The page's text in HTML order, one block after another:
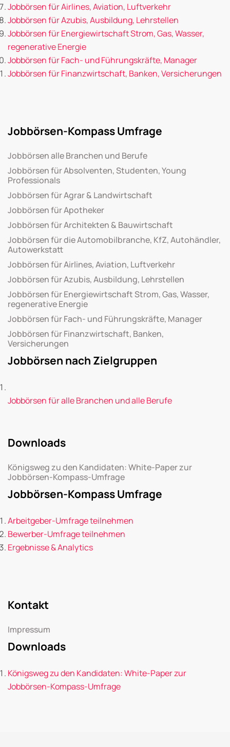
Jobbörsen für Airlines, Aviation, Luftverkehr
Jobbörsen für Azubis, Ausbildung, Lehrstellen
Jobbörsen für Energiewirtschaft Strom, Gas, Wasser,
regenerative Energie
Jobbörsen für Fach- und Führungskräfte, Manager
Jobbörsen für Finanzwirtschaft, Banken, Versicherungen
Jobbörsen-Kompass Umfrage
Jobbörsen alle Branchen und Berufe
Jobbörsen für Absolventen, Studenten, Young
Professionals
Jobbörsen für Agrar & Landwirtschaft
Jobbörsen für Apotheker
Jobbörsen für Architekten & Bauwirtschaft
Jobbörsen für die Automobilbranche, KfZ, Autohändler,
Autowerkstatt
Jobbörsen für Airlines, Aviation, Luftverkehr
Jobbörsen für Azubis, Ausbildung, Lehrstellen
Jobbörsen für Energiewirtschaft Strom, Gas, Wasser,
regenerative Energie
Jobbörsen für Fach- und Führungskräfte, Manager
Jobbörsen für Finanzwirtschaft, Banken,
Versicherungen
Jobbörsen nach Zielgruppen
Jobbörsen für alle Branchen und alle Berufe
Downloads
Königsweg zu den Kandidaten: White-Paper zur
Jobbörsen-Kompass-Umfrage
Jobbörsen-Kompass Umfrage
Arbeitgeber-Umfrage teilnehmen
Bewerber-Umfrage teilnehmen
Ergebnisse & Analytics
Kontakt
Impressum
Downloads
Königsweg zu den Kandidaten: White-Paper zur
Jobbörsen-Kompass-Umfrage